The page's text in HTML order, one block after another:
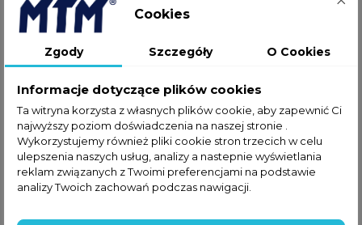
Jeżeli nie znalazłeś interesującej
Cię części w ofercie online,
zapraszamy do kontaktu
telefonicznego lub za
pośrednictwem formularza
kontaktowego.
Cookies
Zgody Szczegóły O Cookies
Informacje dotyczące plików cookies
Ta witryna korzysta z własnych plików cookie, aby zapewnić Ci
najwyższy poziom doświadczenia na naszej stronie .
Wykorzystujemy również pliki cookie stron trzecich w celu
ulepszenia naszych usług, analizy a nastepnie wyświetlania
reklam związanych z Twoimi preferencjami na podstawie
analizy Twoich zachowań podczas nawigacji.